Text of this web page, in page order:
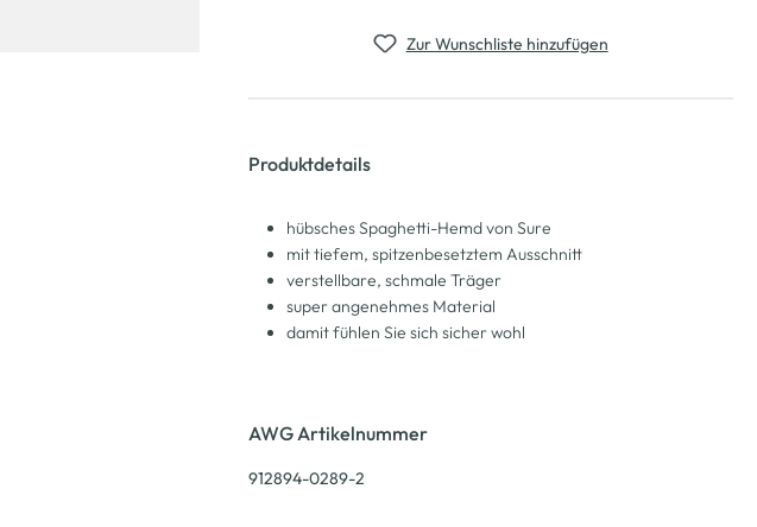
Zur Wunschliste hinzufügen
Produktdetails
hübsches Spaghetti-Hemd von Sure
mit tiefem, spitzenbesetztem Ausschnitt
verstellbare, schmale Träger
super angenehmes Material
damit fühlen Sie sich sicher wohl
AWG Artikelnummer
912894-0289-2